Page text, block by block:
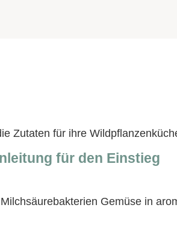
Zutaten für ihre
für den Einstieg
Gemüse in